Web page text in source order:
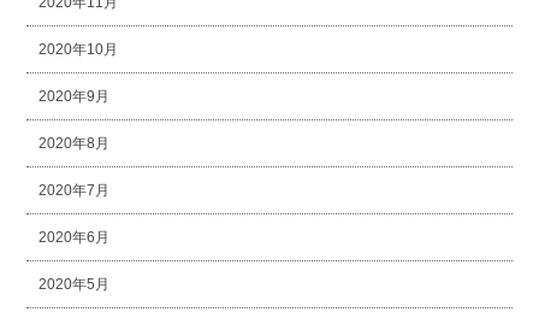
2020年10月
2020年9月
2020年8月
2020年7月
2020年6月
2020年5月